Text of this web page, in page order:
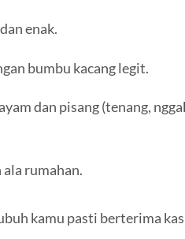
enak.
bumbu kacang legit.
dan pisang (tenang,
rumahan.
kamu pasti berterima